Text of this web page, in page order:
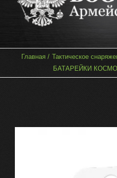
Главная Тактическое
БАТАРЕЙКИ